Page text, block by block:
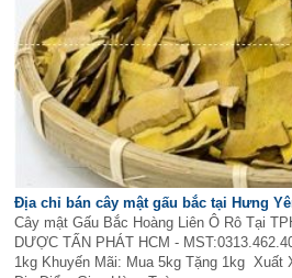
Địa chỉ bán cây mật gấu bắc tại Hưng
Cây mật Gấu Bắc Hoàng Liên Ô Rô Tại
DƯỢC TẤN PHÁT HCM -
1kg Khuyến Mãi: Mua 5kg Tặng 1kg Xuất